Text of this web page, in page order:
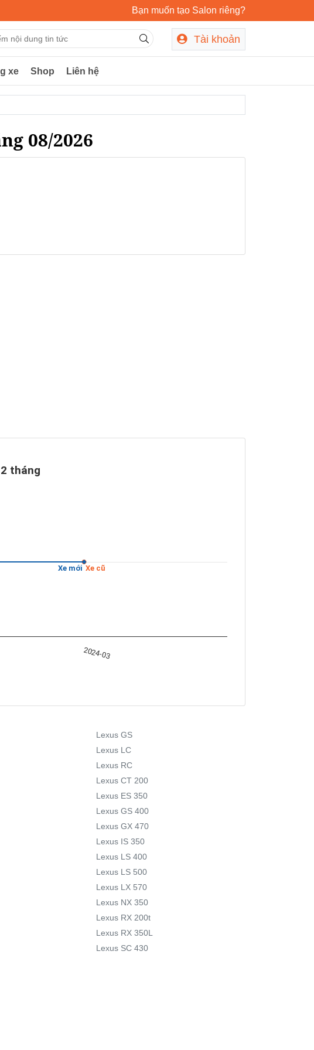
Bạn muốn tạo Salon riêng?
Tài khoản
xe Shop Liên hệ
08/2026
Xe cũ
Xe mới
tháng
2024-03
Lexus GS
Lexus LC
Lexus RC
Lexus CT 200
Lexus ES 350
Lexus GS 400
Lexus GX 470
Lexus IS 350
Lexus LS 400
Lexus LS 500
Lexus LX 570
Lexus NX 350
Lexus RX 200t
Lexus RX 350L
Lexus SC 430